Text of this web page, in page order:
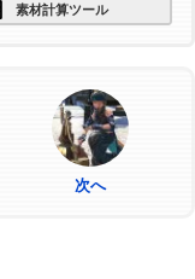
素材計算ツール
次へ